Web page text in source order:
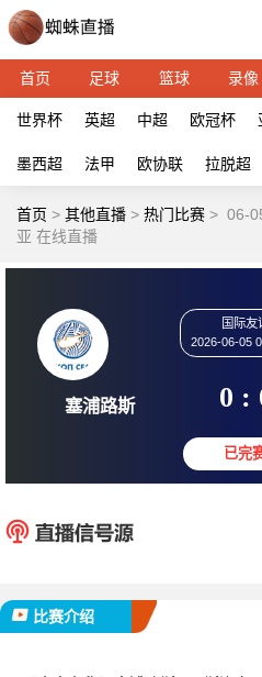
首页 足球 篮球 录像
世界杯 英超 中超 欧冠杯
墨西超 法甲 欧协联 拉脱超
首页 > 其他直播 > 热门比赛 > 06-
亚 在线直播
比赛介绍